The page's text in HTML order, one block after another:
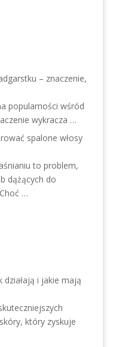
– znaczenie,
popularności wśród
wykracza …
spalone włosy
to problem,
dążących do
…
działają i jakie mają
który zyskuje